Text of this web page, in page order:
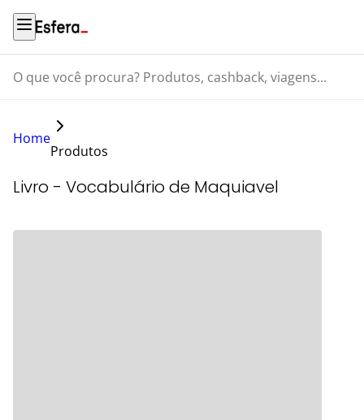
O que você procura? Produtos, cashback, viagens...
Home
Produtos
Livro - Vocabulário de Maquiavel